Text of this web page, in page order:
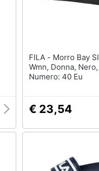
FILA - Morro Bay Slipper 2.0
Wmn, Donna,
Numero: 40 Eu
€ 23,54